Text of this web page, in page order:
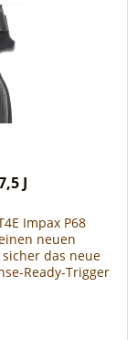
J
Impax P68
neuen
das neue
Ready-Trigger